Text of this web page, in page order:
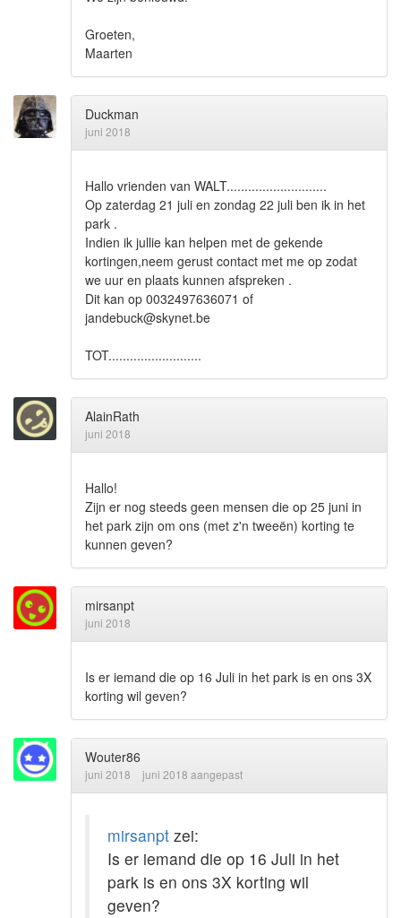
Groeten,
Maarten
Duckman
juni 2018
Hallo vrienden van WALT............................
Op zaterdag 21 juli en zondag 22 juli ben ik in het
park .
Indien ik jullie kan helpen met de gekende
kortingen,neem gerust contact met me op zodat
we uur en plaats kunnen afspreken .
Dit kan op 0032497636071 of
jandebuck@skynet.be
TOT..........................
AlainRath
juni 2018
Hallo!
Zijn er nog steeds geen mensen die op 25 juni in
het park zijn om ons (met z'n tweeën) korting te
kunnen geven?
mirsanpt
juni 2018
Is er iemand die op 16 Juli in het park is en ons 3X
korting wil geven?
Wouter86
juni 2018 juni 2018 aangepast
mirsanpt zei:
Is er iemand die op 16 Juli in het
park is en ons 3X korting wil
geven?